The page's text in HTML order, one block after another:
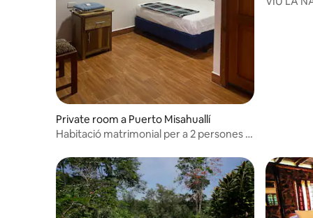
Private room a Puerto Misahuallí
Habitació matrimonial per a 2 persones /